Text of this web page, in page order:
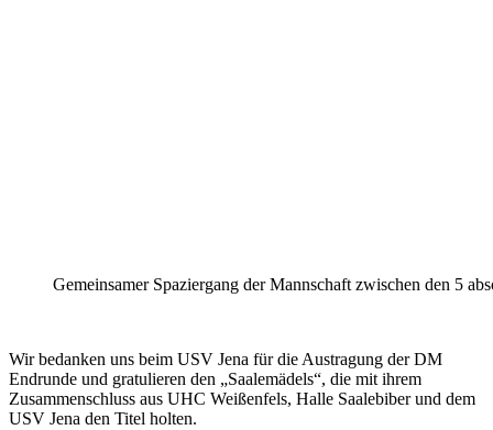
Gemeinsamer Spaziergang der Mannschaft zwischen den 5
Wir bedanken uns beim USV Jena für die Austragung der DM
Endrunde und gratulieren den „Saalemädels“, die mit ihrem
Zusammenschluss aus UHC Weißenfels, Halle Saalebiber und dem
USV Jena den Titel holten.